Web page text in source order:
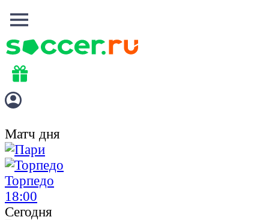
Матч дня
Торпедо
18:00
Сегодня